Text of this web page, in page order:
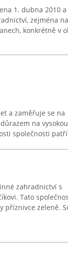
1. dubna 2010 a
zejména
konkrétně v
a zaměřuje se na
na vysokou
společnosti
zahradnictví s
Tato
příznivce zeleně.